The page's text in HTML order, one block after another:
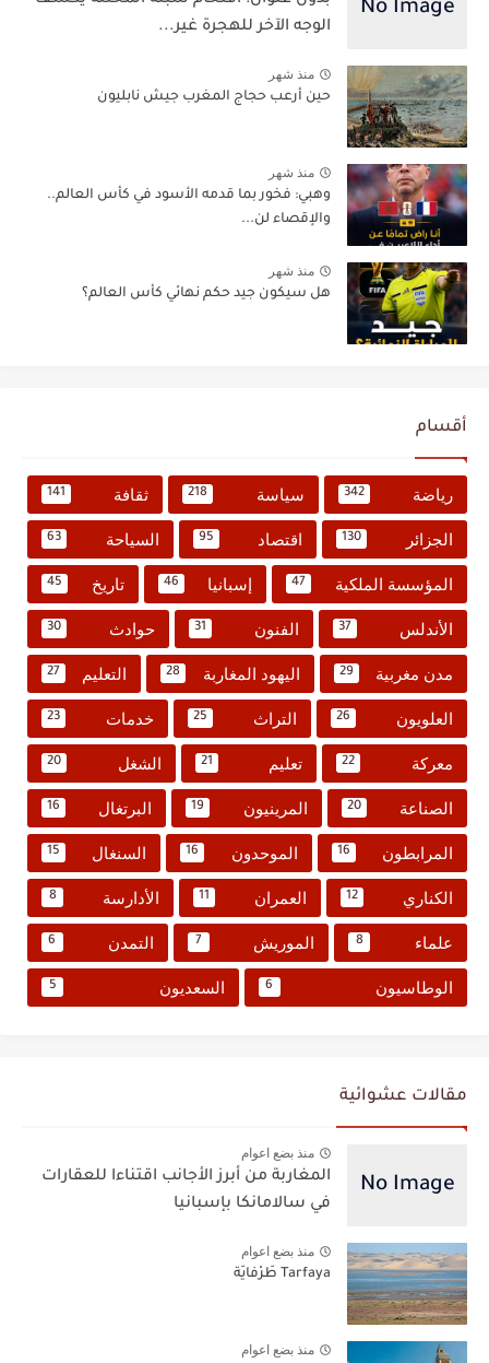
الوجه الآخر للهجرة غير...
منذ شهر
حين أرعب حجاج المغرب جيش نابليون
منذ شهر
وهبي: فخور بما قدمه الأسود في كأس العالم..
والإقصاء لن...
منذ شهر
هل سيكون جيد حكم نهائي كأس العالم؟
أقسام
رياضة 342 سياسة 218 ثقافة 141
الجزائر 130 اقتصاد 95 السياحة 63
المؤسسة الملكية 47 إسبانيا 46 تاريخ 45
الأندلس 37 الفنون 31 حوادث 30
مدن مغربية 29 اليهود المغاربة 28 التعليم 27
العلويون 26 التراث 25 خدمات 23
معركة 22 تعليم 21 الشغل 20
الصناعة 20 المرينيون 19 البرتغال 16
المرابطون 16 الموحدون 16 السنغال 15
الكناري 12 العمران 11 الأدارسة 8
علماء 8 الموريش 7 التمدن 6
الوطاسيون 6 السعديون 5
مقالات عشوائية
منذ بضع اعوام
المغاربة من أبرز الأجانب اقتناءا للعقارات
في سالامانكا بإسبانيا
منذ بضع اعوام
Tarfaya طَرْفايَة
منذ بضع اعوام